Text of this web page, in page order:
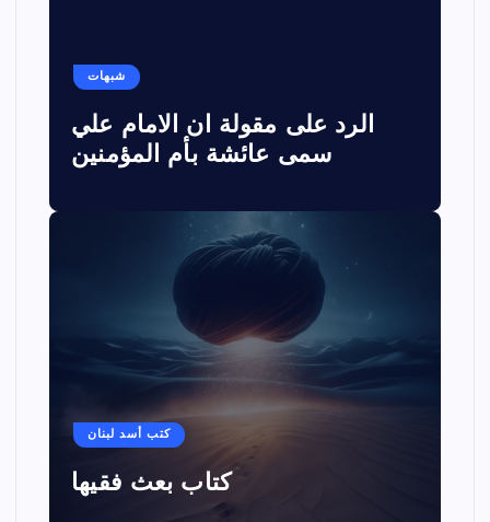
شبهات
الرد على مقولة ان الامام علي
سمى عائشة بأم المؤمنين
كتب أسد لبنان
كتاب بعث فقيها